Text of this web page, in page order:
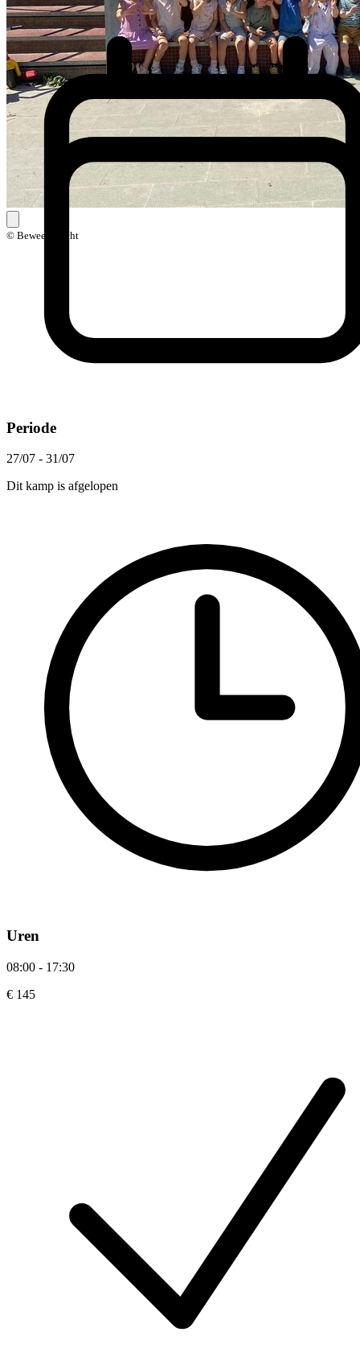
© Beweegkracht
Periode
27/07 - 31/07
Dit kamp is afgelopen
Uren
08:00 - 17:30
€ 145